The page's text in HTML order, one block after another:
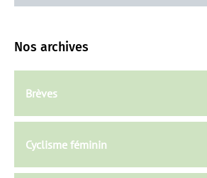
Nos archives
Brèves
Cyclisme féminin